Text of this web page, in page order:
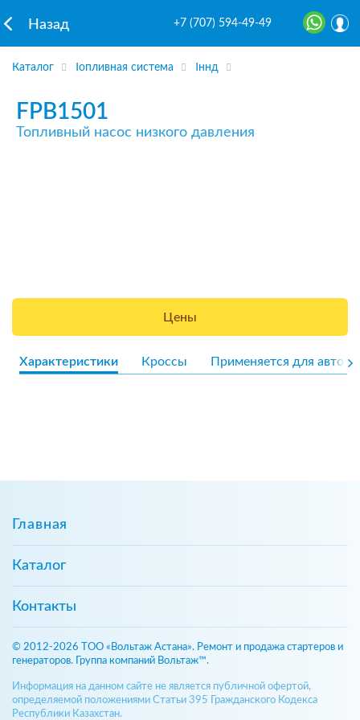
Назад +7 (707) 594-49-49
Каталог Топливная система Тннд
FPB1501
Топливный насос низкого давления
Цены
Характеристики Кроссы Применяется для авто
Главная
Каталог
Контакты
© 2012-2026 ТОО «Вольтаж Астана». Ремонт и продажа стартеров и
генераторов. Группа компаний Вольтаж™.
Информация на данном сайте не является публичной офертой,
определяемой положениями Статьи 395 Гражданского Кодекса
Республики Казахстан.